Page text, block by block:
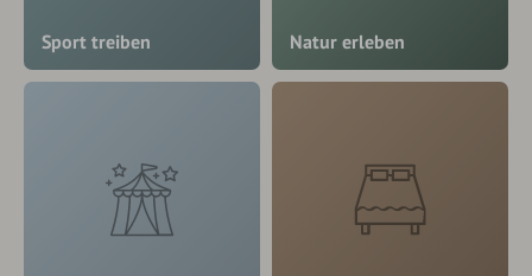
Sport treiben Natur erleben